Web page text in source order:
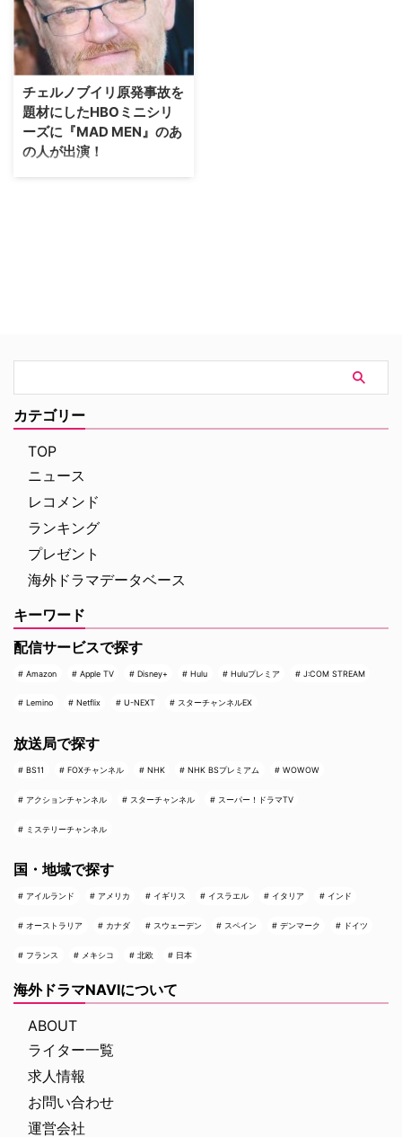
ブイリ』。その衝撃的なテーマ
と、作品としての完成度の高さに
より本年度エミー賞でも作品賞、
監督賞、主演・助演の主要各賞を
る本作は、BS10スターチャンネ
ルにて9月2…
チェルノブイリ原発事故を
題材にしたHBOミニシリ
ーズに『MAD MEN』のあ
の人が出演！
チェルノブイリ原発事故を題材に
カテゴリー
TOP
ニュース
レコメンド
ランキング
プレゼント
海外ドラマデータベース
キーワード
配信サービスで探す
Amazon Apple TV Disney+ Hulu Huluプレミア J:COM STREAM
Lemino Netflix U-NEXT スターチャンネルEX
放送局で探す
BS11 FOXチャンネル NHK NHK BSプレミアム WOWOW
アクションチャンネル スターチャンネル スーパー！ドラマTV
ミステリーチャンネル
国・地域で探す
アイルランド アメリカ イギリス イスラエル イタリア インド
オーストラリア カナダ スウェーデン スペイン デンマーク ドイツ
フランス メキシコ 北欧 日本
海外ドラマNAVIについて
ABOUT
ライター一覧
求人情報
お問い合わせ
運営会社